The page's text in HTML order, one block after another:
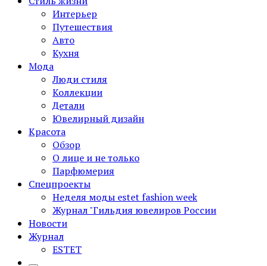
Интерьер
Путешествия
Авто
Кухня
Мода
Люди стиля
Коллекции
Детали
Ювелирный дизайн
Красота
Обзор
О лице и не только
Парфюмерия
Спецпроекты
Неделя моды estet fashion week
Журнал "Гильдия ювелиров России
Новости
Журнал
ESTET